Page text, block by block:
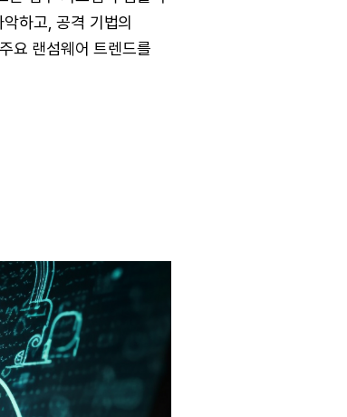
하고, 공격 기법의
요 랜섬웨어 트렌드를